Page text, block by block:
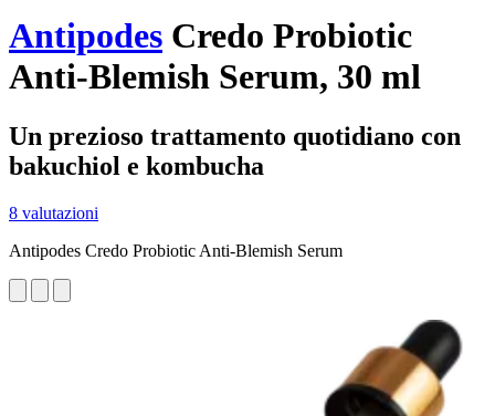
Antipodes Credo Probiotic
Anti-Blemish Serum, 30 ml
Un prezioso trattamento quotidiano con
bakuchiol e kombucha
8 valutazioni
Antipodes Credo Probiotic Anti-Blemish Serum